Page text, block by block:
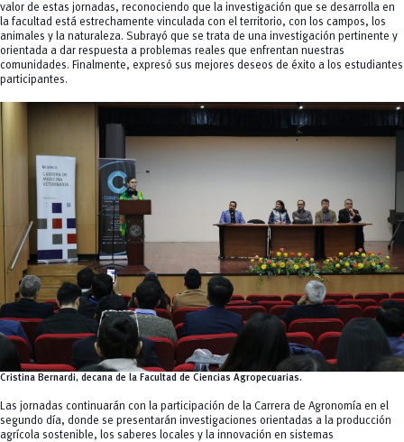
valor de estas jornadas, reconociendo que la investigación que se desarrolla en
la facultad está estrechamente vinculada con el territorio, con los campos, los
animales y la naturaleza. Subrayó que se trata de una investigación pertinente y
orientada a dar respuesta a problemas reales que enfrentan nuestras
comunidades. Finalmente, expresó sus mejores deseos de éxito a los estudiantes
participantes.
Cristina Bernardi, decana de la Facultad de Ciencias Agropecuarias.
Las jornadas continuarán con la participación de la Carrera de Agronomía en el
segundo día, donde se presentarán investigaciones orientadas a la producción
agrícola sostenible, los saberes locales y la innovación en sistemas